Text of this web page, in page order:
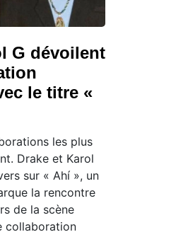
G dévoilent
le titre «
les plus
Drake et Karol
sur « Ahí », un
la rencontre
de la scène
collaboration